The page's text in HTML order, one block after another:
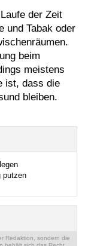
der Zeit
und Tabak oder
beim
meistens
ist, dass die
bleiben.
putzen
Redaktion, sondern die